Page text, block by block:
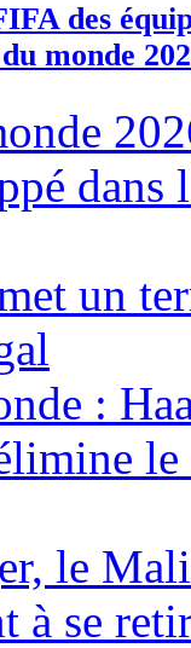
des
monde
dans
un
:
le
à se